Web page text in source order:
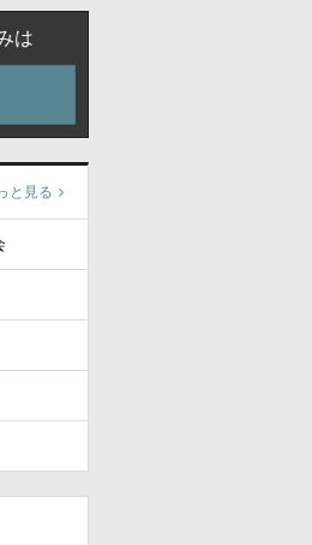
は
と見る